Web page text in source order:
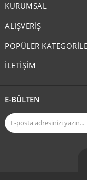
KURUMSAL
ALIŞVERİŞ
POPÜLER
İLETİŞİM
E-BÜLTEN